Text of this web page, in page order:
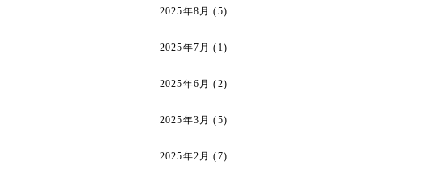
2025年8月 (5)
2025年7月 (1)
2025年6月 (2)
2025年3月 (5)
2025年2月 (7)